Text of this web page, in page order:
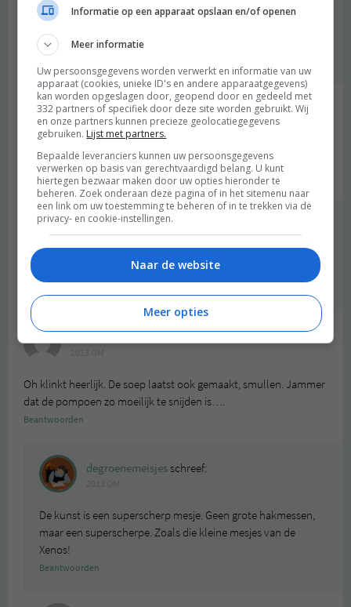
Ja klopt! We houden van de Noordermarkt op zaterdag en
we hebben de luxe dat er bij ons vlakbij op woensdag een
boeren bio marktje is. Ik ga er straks naartoe :)
Suzanneschreef:
2013 OM
Klinkt goed! Ik heb nog nooit pompoen gehad.
Beantwoorden
degroenemeisjes schreef:
2013 OM
oeh! dan mis je echt iets! heerlijk is het!
Maaischreef:
Oh klinkt heerlijk. De soep laatst ook gemaakt, smullen. Jammer
dat de pompoen zo moeilijk te snijden is….
Beantwoorden
degroenemeisjesschreef:
De kunst is een superscherp mesje. Geen grote hakmessen,
maar een superscherpe. Zoals die kleine mesjes van de
Xenos!
Beantwoorden
Informatie op een apparaat opslaan en/of openen
Meer informatie
Uw persoonsgegevens worden verwerkt en informatie van uw
apparaat (cookies, unieke ID's en andere apparaatgegevens)
kan worden opgeslagen door, geopend door en gedeeld met
332 partners of specifiek door deze site worden gebruikt. Wij
en onze partners kunnen precieze geolocatiegegevens
gebruiken. Lijst met partners.
Bepaalde leveranciers kunnen uw persoonsgegevens
verwerken op basis van gerechtvaardigd belang. U kunt
hiertegen bezwaar maken door uw opties hieronder te
beheren. Zoek onderaan deze pagina of in het sitemenu naar
een link om uw toestemming te beheren of in te trekken via de
privacy- en cookie-instellingen.
Naar de website
Meer opties